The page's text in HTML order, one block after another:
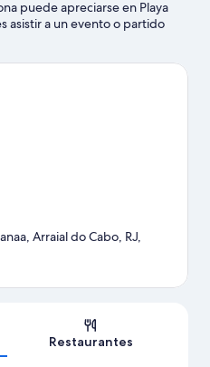
puede apreciarse en Playa
asistir a un evento o partido
el calendario de Estadio
Arraial do Cabo, RJ,
Restaurantes